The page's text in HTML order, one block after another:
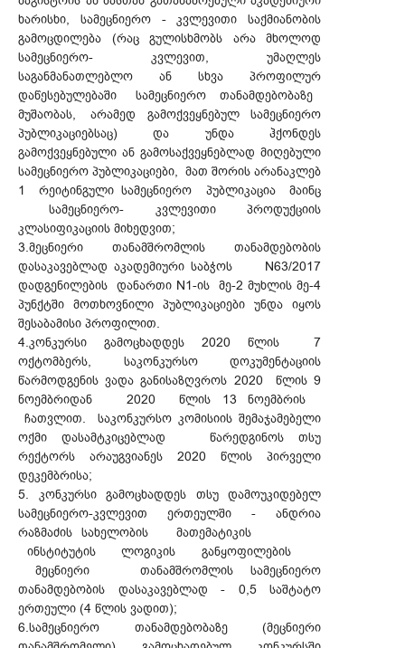
ხარისხი, სამეცნიერო - კვლევითი საქმიანობის
გამოცდილება (რაც გულისხმობს არა მხოლოდ
სამეცნიერო- კვლევით, უმაღლეს
საგანმანათლებლო ან სხვა პროფილურ
დაწესებულებაში სამეცნიერო თანამდებობაზე
მუშაობას, არამედ გამოქვეყნებულ სამეცნიერო
პუბლიკაციებსაც) და უნდა ჰქონდეს
გამოქვეყნებული ან გამოსაქვეყნებლად მიღებული
სამეცნიერო პუბლიკაციები, მათ შორის არანაკლებ
1 რეიტინგული სამეცნიერო პუბლიკაცია მაინც
სამეცნიერო- კვლევითი პროდუქციის
კლასიფიკაციის მიხედვით;
3.მეცნიერი თანამშრომლის თანამდებობის
დასაკავებლად აკადემიური საბჭოს N63/2017
დადგენილების დანართი N1-ის მე-2 მუხლის მე-4
პუნქტში მოთხოვნილი პუბლიკაციები უნდა იყოს
შესაბამისი პროფილით.
4.კონკურსი გამოცხადდეს 2020 წლის 7
ოქტომბერს, საკონკურსო დოკუმენტაციის
წარმოდგენის ვადა განისაზღვროს 2020 წლის 9
ნოემბრიდან 2020 წლის 13 ნოემბრის
ჩათვლით. საკონკურსო კომისიის შემაჯამებელი
ოქმი დასამტკიცებლად წარედგინოს თსუ
რექტორს არაუგვიანეს 2020 წლის პირველი
დეკემბრისა;
5. კონკურსი გამოცხადდეს თსუ დამოუკიდებელ
სამეცნიერო-კვლევით ერთეულში - ანდრია
რაზმაძის სახელობის მათემატიკის
ინსტიტუტის ლოგიკის განყოფილების
მეცნიერი თანამშრომლის სამეცნიერო
თანამდებობის დასაკავებლად - 0,5 საშტატო
ერთეული (4 წლის ვადით);
6.სამეცნიერო თანამდებობაზე (მეცნიერი